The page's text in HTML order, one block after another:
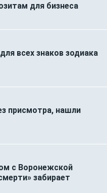
для бизнеса
всех знаков зодиака
присмотра, нашли
с Воронежской
забирает